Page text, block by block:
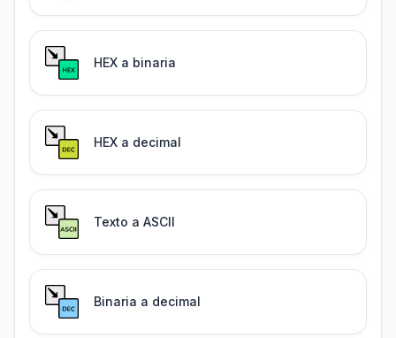
HEX a binaria
HEX a decimal
Texto a ASCII
Binaria a decimal